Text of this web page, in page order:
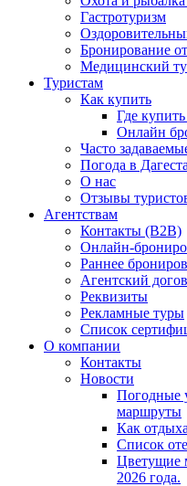
Гастротуризм
Бронирование
Медицинский
Туристам
Как купить
Где
Онлайн
Часто
Погода в
О нас
Отзывы
Агентствам
Контакты (B2B)
Онлайн-
Раннее
Агентский
Реквизиты
Рекламные туры
Список
О компании
Контакты
Новости
Погодные
маршруты
Как
Список
Цветущие
2026 года.